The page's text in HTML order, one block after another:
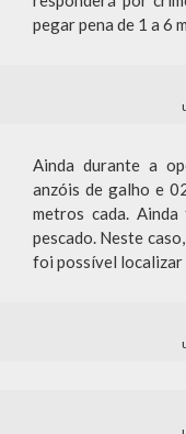
pegar pena de 1 a 6
Ainda durante a
anzóis de galho e
metros cada.
pescado. Neste
foi possível